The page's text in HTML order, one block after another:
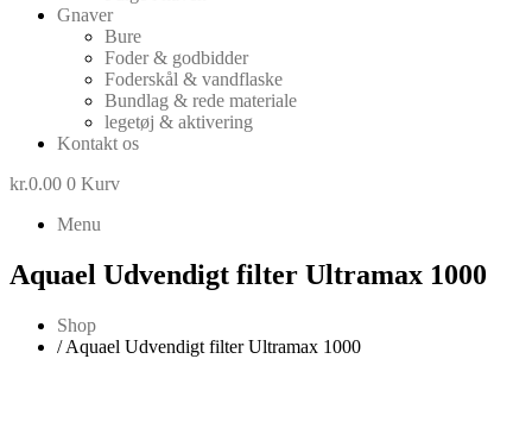
Gnaver
Bure
Foder & godbidder
Foderskål & vandflaske
Bundlag & rede materiale
legetøj & aktivering
Kontakt os
kr.0.00 0 Kurv
Menu
Aquael Udvendigt filter Ultramax 1000
Shop
/ Aquael Udvendigt filter Ultramax 1000